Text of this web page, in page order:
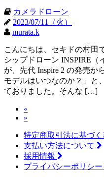
カメラドローン
2023/07/11（火）
murata.k
こんにちは、セキドの村田
シップドローン INSPIRE（
が、先代 Inspire 2 の発売
モデルはいつなのか？」と
ておりました。そんな […]
«
»
特定商取引法に基づ
支払い方法について
採用情報
プライバシーポリシー